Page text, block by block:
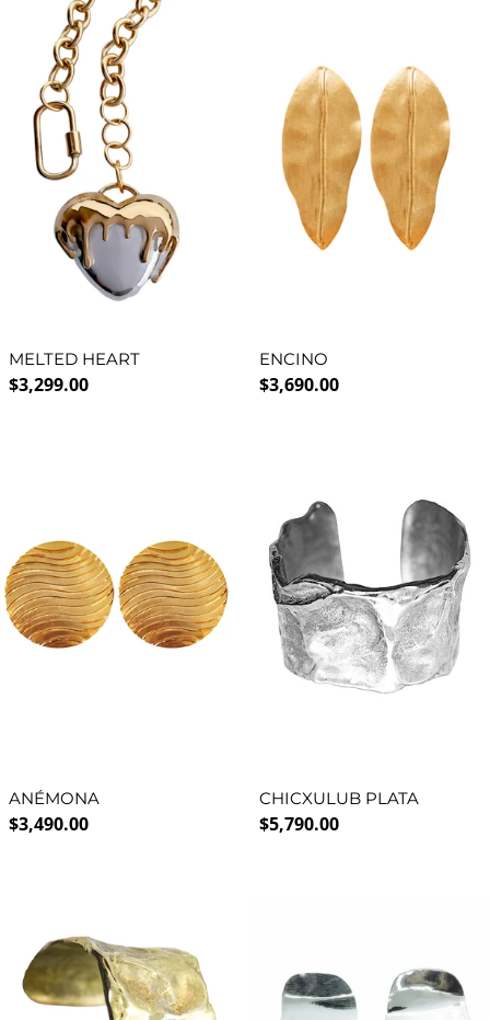
MELTED HEART
Precio normal
$3,299.00
ENCINO
Precio normal
$3,690.00
ANÉMONA
Precio normal
$3,490.00
CHICXULUB PLATA
Precio normal
$5,790.00